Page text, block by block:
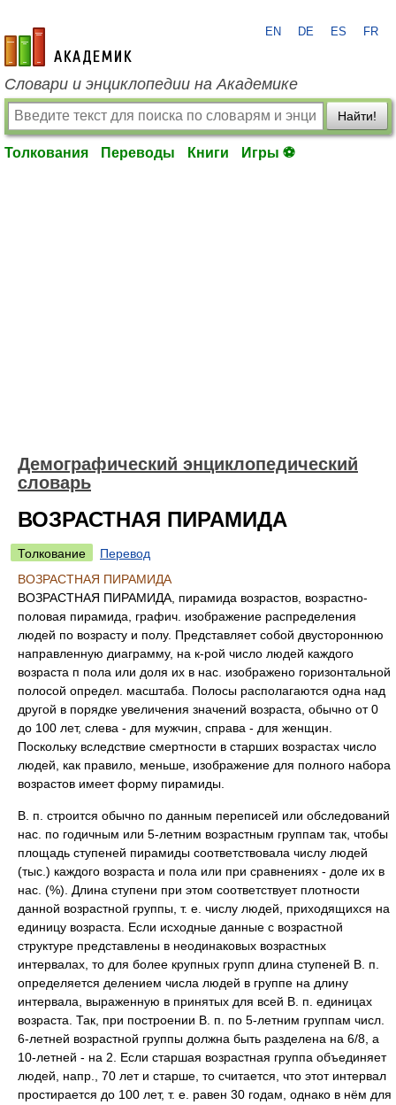
academic.ru
EN DE ES FR
Словари и энциклопедии на Академике
Найти!
Толкования Переводы Книги Игры ⚽
Демографический энциклопедический
словарь
ВОЗРАСТНАЯ ПИРАМИДА
Толкование
Перевод
ВОЗРАСТНАЯ ПИРАМИДА
ВОЗРАСТНАЯ ПИРАМИДА, пирамида возрастов, возрастно-
половая пирамида, графич. изображение распределения
людей по возрасту и полу. Представляет собой двустороннюю
направленную диаграмму, на к-рой число людей каждого
возраста п пола или доля их в нас. изображено горизонтальной
полосой определ. масштаба. Полосы располагаются одна над
другой в порядке увеличения значений возраста, обычно от 0
до 100 лет, слева - для мужчин, справа - для женщин.
Поскольку вследствие смертности в старших возрастах число
людей, как правило, меньше, изображение для полного набора
возрастов имеет форму пирамиды.
В. п. строится обычно по данным переписей или обследований
нас. по годичным или 5-летним возрастным группам так, чтобы
площадь ступеней пирамиды соответствовала числу людей
(тыс.) каждого возраста и пола или при сравнениях - доле их в
нас. (%). Длина ступени при этом соответствует плотности
данной возрастной группы, т. е. числу людей, приходящихся на
единицу возраста. Если исходные данные с возрастной
структуре представлены в неодинаковых возрастных
интервалах, то для более крупных групп длина ступеней В. п.
определяется делением числа людей в группе на длину
интервала, выраженную в принятых для всей В. п. единицах
возраста. Так, при построении В. п. по 5-летним группам числ.
6-летней возрастной группы должна быть разделена на 6/8, а
10-летней - на 2. Если старшая возрастная группа объединяет
людей, напр., 70 лет и старше, то считается, что этот интервал
простирается до 100 лет, т. е. равен 30 годам, однако в нём для